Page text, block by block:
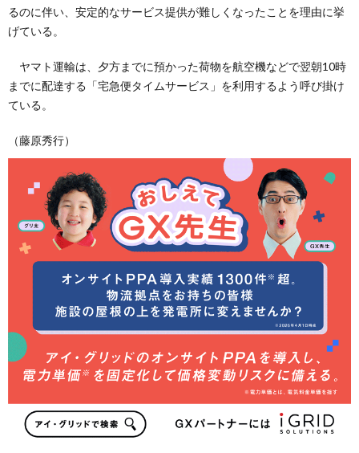
るのに伴い、安定的なサービス提供が難しくなったことを理由に挙
げている。
ヤマト運輸は、夕方までに預かった荷物を航空機などで翌朝10時
までに配達する「宅急便タイムサービス」を利用するよう呼び掛け
ている。
（藤原秀行）